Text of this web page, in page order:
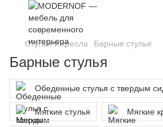
Стулья и кресла Барные стулья
Барные стулья
Обеденные стулья с твердым
Мягкие стулья Мягкие